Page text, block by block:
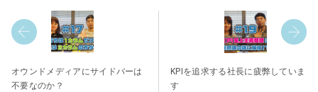
オウンドメディアにサイドバーは
不要なのか？
KPIを追求する社長に疲弊していま
す